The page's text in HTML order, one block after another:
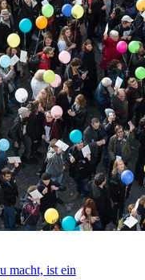
macht, ist ein